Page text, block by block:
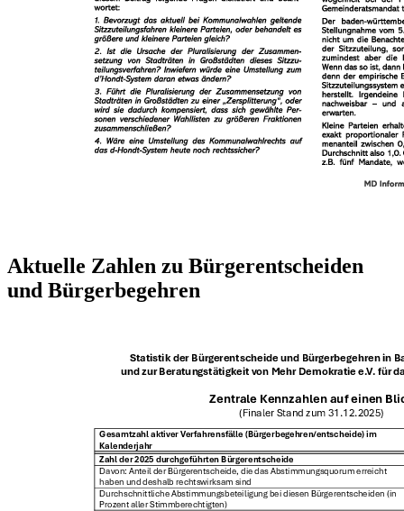
Aktuelle Zahlen zu Bürgerentscheiden
und Bürgerbegehren